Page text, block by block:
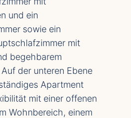
und ein
sowie ein
mit
begehbarem
der unteren Ebene
Apartment
mit einer offenen
Wohnbereich, einem